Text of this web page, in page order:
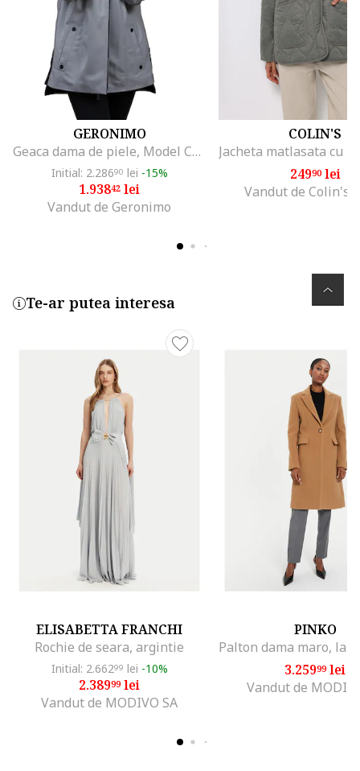
GERONIMO
Geaca dama de piele, Model Celia 08
Initial: 2.28690 lei -15%
1.93842 lei
Vandut de Geronimo
COLIN'S
24990lei
Vandut de Colin's
Te-ar putea interesa
ELISABETTA FRANCHI
Rochie de seara, argintie
Initial: 2.66299 lei -10%
2.38999lei
Vandut de MODIVO SA
PINKO
3.25999lei
Vandut de